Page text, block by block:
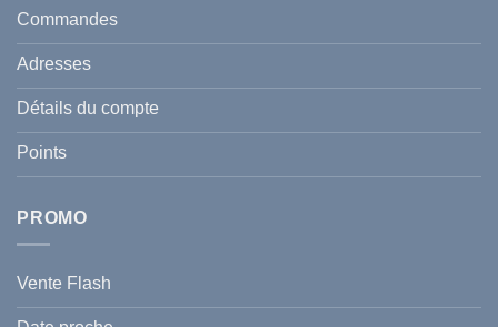
et
celle
de
votre
famille
durant
l’été
2026
?
Tunisie
Guide
pour
Traiter
Prévenir
Commandes
Adresses
Détails du compte
Points
PROMO
Vente Flash